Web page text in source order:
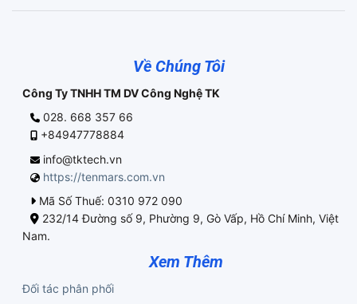
Về Chúng Tôi
Công Ty TNHH TM DV Công Nghệ TK
028. 668 357 66
+84947778884
info@tktech.vn
https://tenmars.com.vn
Mã Số Thuế: 0310 972 090
232/14 Đường số 9, Phường 9, Gò Vấp, Hồ Chí Minh, Việt
Nam.
Xem Thêm
Đối tác phân phối